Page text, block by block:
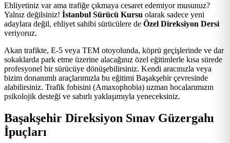
Ehliyetiniz var ama trafiğe çıkmaya cesaret edemiyor musunuz?
Yalnız değilsiniz! İstanbul Sürücü Kursu olarak sadece yeni
adaylara değil, ehliyet sahibi sürücülere de Özel Direksiyon Dersi
veriyoruz.
Akan trafikte, E-5 veya TEM otoyolunda, köprü geçişlerinde ve dar
sokaklarda park etme üzerine alacağınız özel eğitimlerle kısa sürede
profesyonel bir sürücüye dönüşebilirsiniz. Kendi aracınızla veya
bizim donanımlı araçlarımızla bu eğitimi Başakşehir çevresinde
alabilirsiniz. Trafik fobisini (Amaxophobia) uzman hocalarımızın
psikolojik desteği ve sabırlı yaklaşımıyla yeneceksiniz.
Başakşehir Direksiyon Sınav Güzergahı
İpuçları